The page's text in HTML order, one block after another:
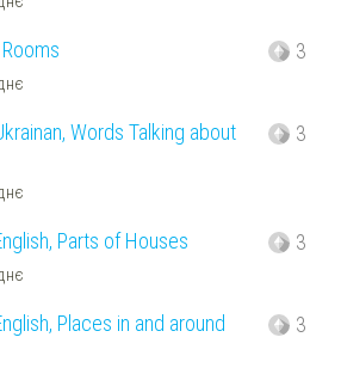
3
Words Talking about
3
Parts of Houses 3
Places in and around
3